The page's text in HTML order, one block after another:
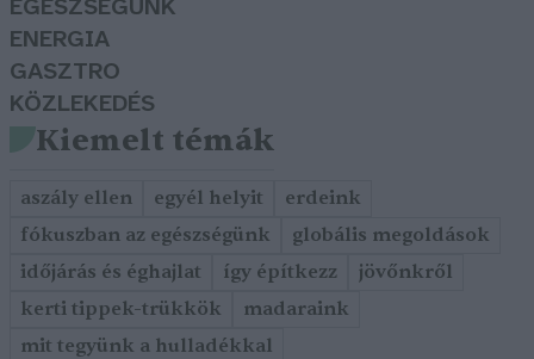
EGÉSZSÉGÜNK
ENERGIA
GASZTRO
KÖZLEKEDÉS
Kiemelt témák
aszály ellen egyél helyit
erdeink
fókuszban az egészségünk
globális megoldások
időjárás és éghajlat
így építkezz
jövőnkről
kerti tippek-trükkök
madaraink
mit tegyünk a hulladékkal